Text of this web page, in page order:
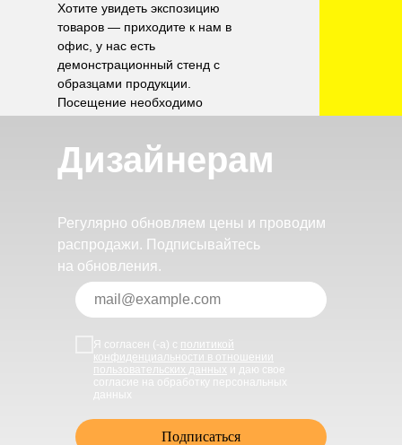
Хотите увидеть экспозицию
товаров — приходите к нам в
офис, у нас есть
демонстрационный стенд с
образцами продукции.
Посещение необходимо
Дизайнерам
Регулярно обновляем цены и проводим
распродажи. Подписывайтесь
на обновления.
Я согласен (-а) с политикой
конфиденциальности в отношении
пользовательских данных и даю свое
согласие на обработку персональных
данных
Подписаться